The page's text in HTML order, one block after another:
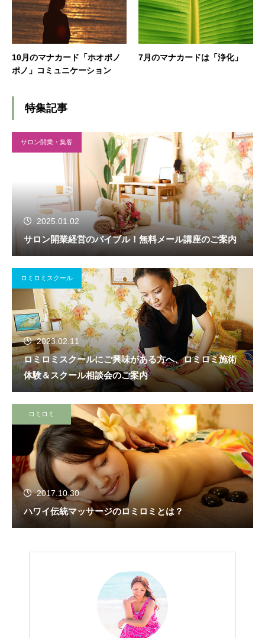
10月のマナカード「ホオポノ
ポノ」コミュニケーション
7月のマナカードは「浄化」
特集記事
サロン開業・集客
2025.01.02
サロン開業経営のバイブル！無料メール講座のご案内
ロミロミスクール
2023.02.11
ロミロミスクールにご興味がある方へ、ロミロミ施術
体験＆スクール相談会のご案内
ロミロミ
2017.10.30
ハワイ伝統マッサージのロミロミとは？